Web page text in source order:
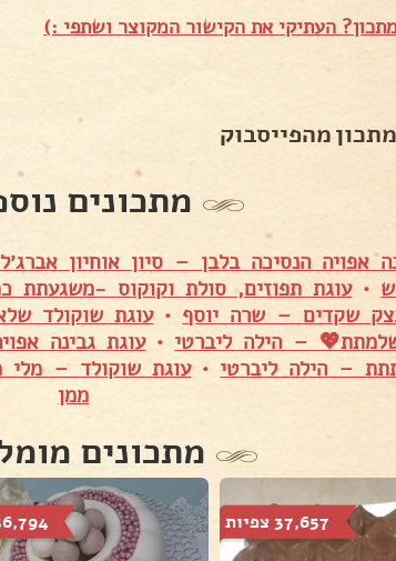
העתיקי את הקישור המקוצר ושתפי :)
מהפייסבוק
מתכונים
אפויה הנסיכה בלבן – סיון אוחיון אברג׳ל
•עוגת תפוזים, סולת וקוקוס -משגעתת
שקדים – שרה יוסף •עוגת שוקולד
– הילה ליברטי •עוגת גבינה
– הילה ליברטי •עוגת שוקולד – מלי
ממן
מתכונים
37,657 צפיות 56,794